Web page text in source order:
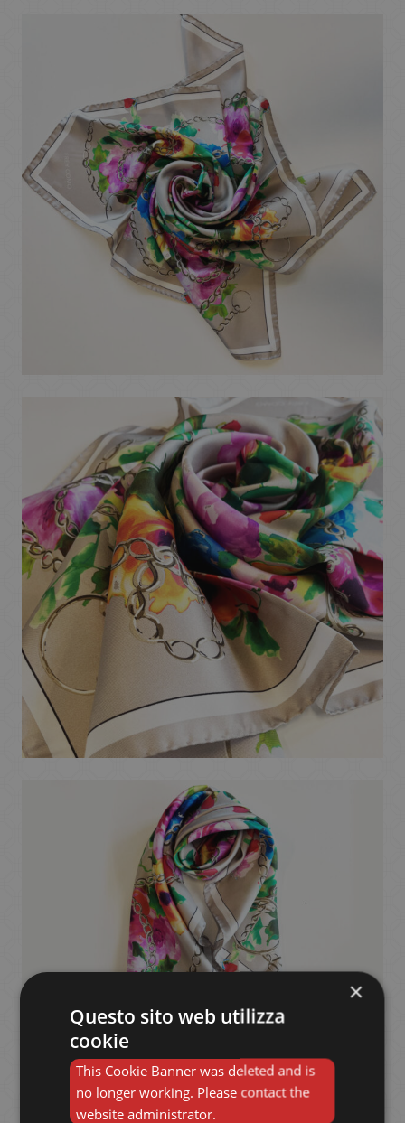
×
Questo sito web utilizza
cookie
This Cookie Banner was deleted and is
no longer working. Please contact the
website administrator.